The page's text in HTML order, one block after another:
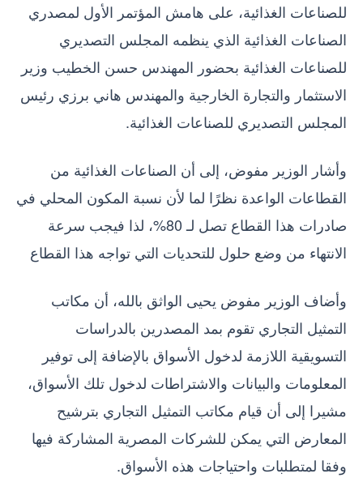
للصناعات الغذائية، على هامش المؤتمر الأول لمصدري
الصناعات الغذائية الذي ينظمه المجلس التصديري
للصناعات الغذائية بحضور المهندس حسن الخطيب وزير
الاستثمار والتجارة الخارجية والمهندس هاني برزي رئيس
المجلس التصديري للصناعات الغذائية.
وأشار الوزير مفوض، إلى أن الصناعات الغذائية من
القطاعات الواعدة نظرًا لما لأن نسبة المكون المحلي في
صادرات هذا القطاع تصل لـ 80%، لذا فيجب سرعة
الانتهاء من وضع حلول للتحديات التي تواجه هذا القطاع
وأضاف الوزير مفوض يحيى الواثق بالله، أن مكاتب
التمثيل التجاري تقوم بمد المصدرين بالدراسات
التسويقية اللازمة لدخول الأسواق بالإضافة إلى توفير
المعلومات والبيانات والاشتراطات لدخول تلك الأسواق،
مشيرا إلى أن قيام مكاتب التمثيل التجاري بترشيح
المعارض التي يمكن للشركات المصرية المشاركة فيها
وفقا لمتطلبات واحتياجات هذه الأسواق.